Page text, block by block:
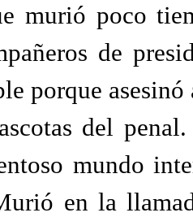
murió poco
de
porque asesinó
del
mundo
en la